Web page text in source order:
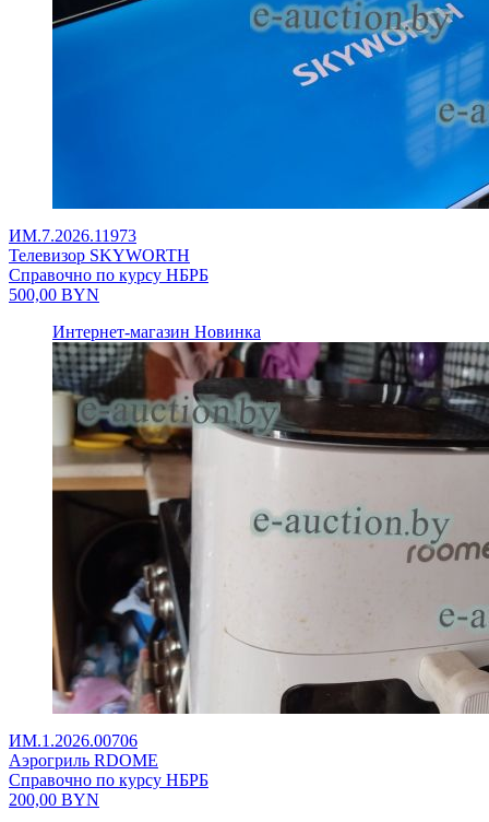
ИМ.7.2026.11973
Телевизор SKYWORTH
Справочно по курсу НБРБ
500,00 BYN
Интернет-магазин Новинка
ИМ.1.2026.00706
Аэрогриль RDOME
Справочно по курсу НБРБ
200,00 BYN